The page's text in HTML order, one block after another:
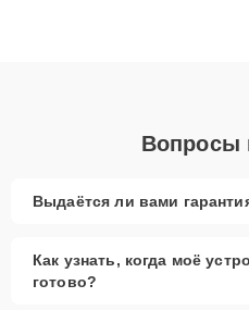
Вопросы
Выдаётся ли вами
Как узнать, когда моё
готово?